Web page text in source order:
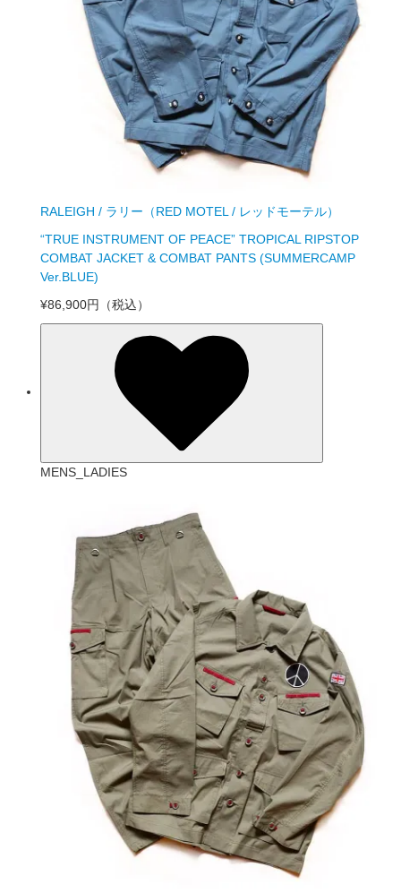
RALEIGH / ラリー（RED MOTEL / レッドモーテル）
“TRUE INSTRUMENT OF PEACE” TROPICAL RIPSTOP
COMBAT JACKET & COMBAT PANTS (SUMMERCAMP
Ver.BLUE)
¥86,900円 （税込）
MENS_LADIES